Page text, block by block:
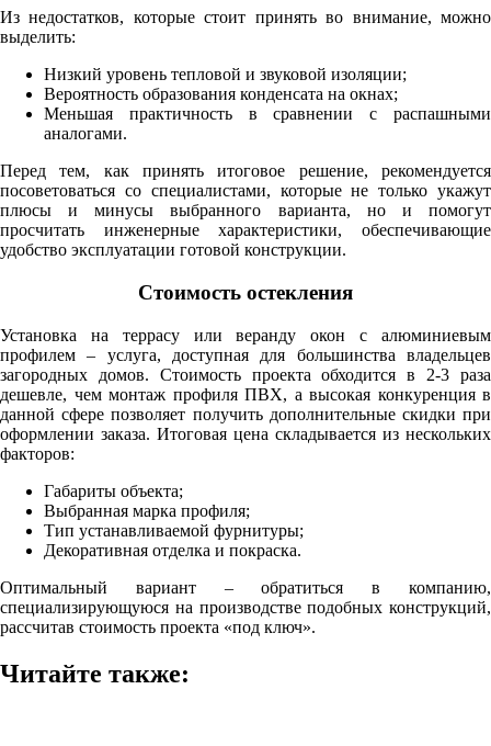
Из недостатков, которые стоит принять во внимание, можно
выделить:
Низкий уровень тепловой и звуковой изоляции;
Вероятность образования конденсата на окнах;
Меньшая практичность в сравнении с распашными
аналогами.
Перед тем, как принять итоговое решение, рекомендуется
посоветоваться со специалистами, которые не только укажут
плюсы и минусы выбранного варианта, но и помогут
просчитать инженерные характеристики, обеспечивающие
удобство эксплуатации готовой конструкции.
Стоимость остекления
Установка на террасу или веранду окон с алюминиевым
профилем – услуга, доступная для большинства владельцев
загородных домов. Стоимость проекта обходится в 2-3 раза
дешевле, чем монтаж профиля ПВХ, а высокая конкуренция в
данной сфере позволяет получить дополнительные скидки при
оформлении заказа. Итоговая цена складывается из нескольких
факторов:
Габариты объекта;
Выбранная марка профиля;
Тип устанавливаемой фурнитуры;
Декоративная отделка и покраска.
Оптимальный вариант – обратиться в компанию,
специализирующуюся на производстве подобных конструкций,
рассчитав стоимость проекта «под ключ».
Читайте также: